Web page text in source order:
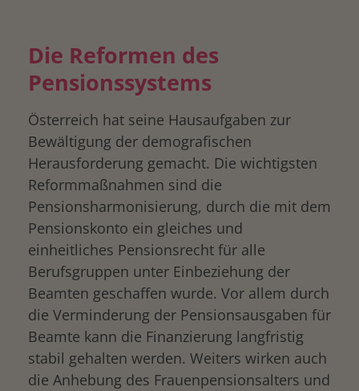
Die Reformen des
Pensionssystems
Österreich hat seine Hausaufgaben zur
Bewältigung der demografischen
Herausforderung gemacht. Die wichtigsten
Reformmaßnahmen sind die
Pensionsharmonisierung, durch die mit dem
Pensionskonto ein gleiches und
einheitliches Pensionsrecht für alle
Berufsgruppen unter Einbeziehung der
Beamten geschaffen wurde. Vor allem durch
die Verminderung der Pensionsausgaben für
Beamte kann die Finanzierung langfristig
stabil gehalten werden. Weiters wirken auch
die Anhebung des Frauenpensionsalters und